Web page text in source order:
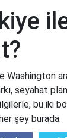
Washington
seyahat
bu iki
şey burada.